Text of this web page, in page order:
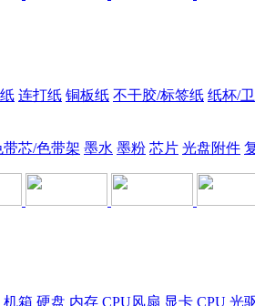
连打纸 铜板纸 不干胶/标签纸 纸杯/
带芯/色带架 墨水 墨粉 芯片 光盘附件
机箱 硬盘 内存 CPU风扇 显卡 CPU 光